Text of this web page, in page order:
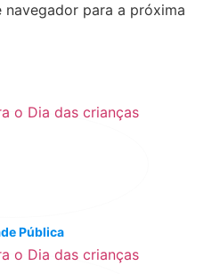
navegador para a próxima
Pública